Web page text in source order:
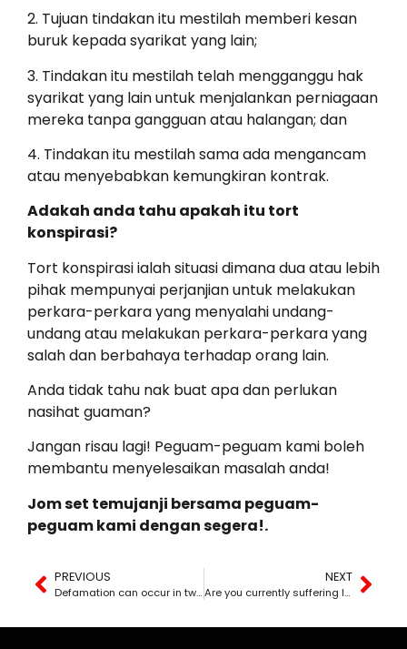
2. Tujuan tindakan itu mestilah memberi kesan
buruk kepada syarikat yang lain;
3. Tindakan itu mestilah telah mengganggu hak
syarikat yang lain untuk menjalankan perniagaan
mereka tanpa gangguan atau halangan; dan
4. Tindakan itu mestilah sama ada mengancam
atau menyebabkan kemungkiran kontrak.
Adakah anda tahu apakah itu tort
konspirasi?
Tort konspirasi ialah situasi dimana dua atau lebih
pihak mempunyai perjanjian untuk melakukan
perkara-perkara yang menyalahi undang-
undang atau melakukan perkara-perkara yang
salah dan berbahaya terhadap orang lain.
Anda tidak tahu nak buat apa dan perlukan
nasihat guaman?
Jangan risau lagi! Peguam-peguam kami boleh
membantu menyelesaikan masalah anda!
Jom set temujanji bersama peguam-
peguam kami dengan segera!.
PREVIOUS
Defamation can occur in two types:
NEXT
Are you currently suffering losses in business due to the unlawful actions of others?